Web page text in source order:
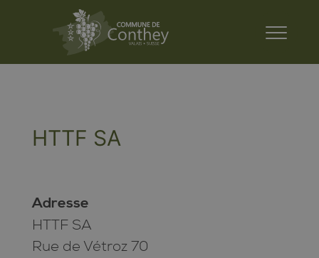
HTTF SA
Adresse
HTTF SA
Rue de Vétroz 70